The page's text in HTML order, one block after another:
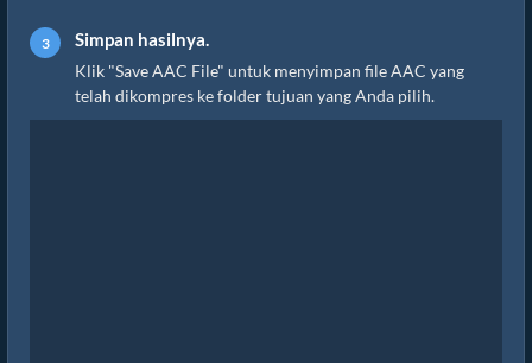
Simpan hasilnya.
Klik "Save AAC File" untuk menyimpan file AAC yang
telah dikompres ke folder tujuan yang Anda pilih.